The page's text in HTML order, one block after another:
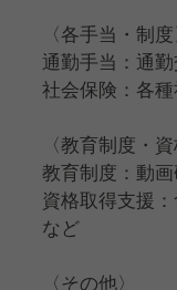
〈各手当・制度
通勤手当：通
社会保険：各
〈教育制度・資
教育制度：動
資格取得支援
など
〈その他〉